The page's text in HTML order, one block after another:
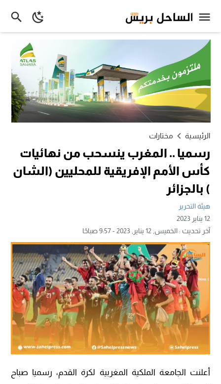
الرئيسية مختارات
رسميا .. المغرب ينسحب من نهائيات
كأس الأمم الإفريقية للمحليين (الشان
) بالجزائر
هيئة التحرير
12 يناير 2023
آخر تحديث :الخميس, 12 يناير, 2023 - 9:57 صباحًا
أعلنت الجامعة الملكية المغربية لكرة القدم، رسميا صباح